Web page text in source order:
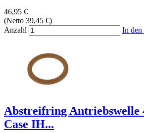
46,95 €
(Netto 39,45 €)
Anzahl
In den
Abstreifring Antriebswelle
Case IH...